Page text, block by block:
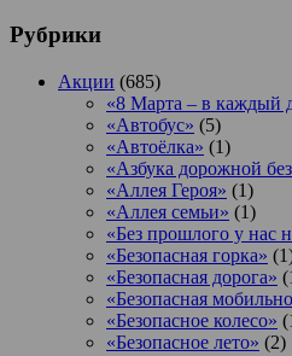
Рубрики
Акции (685)
«8 Марта – в каждый
«Автобус» (5)
«Автоёлка» (1)
«Азбука дорожной
«Аллея Героя» (1)
«Аллея семьи» (1)
«Без прошлого у нас
«Безопасная горка»
«Безопасная дорога»
«Безопасная
«Безопасное колесо»
«Безопасное лето» (2)